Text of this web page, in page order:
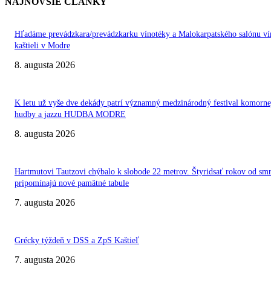
Hľadáme prevádzkara/prevádzkarku vínotéky a Malokarpatského salónu
kaštieli v Modre
8. augusta 2026
K letu už vyše dve dekády patrí významný medzinárodný festival
hudby a jazzu HUDBA MODRE
8. augusta 2026
Hartmutovi Tautzovi chýbalo k slobode 22 metrov. Štyridsať rokov od
pripomínajú nové pamätné tabule
7. augusta 2026
Grécky týždeň v DSS a ZpS Kaštieľ
7. augusta 2026